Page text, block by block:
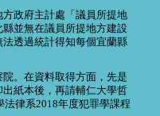
方政府主計處「議員所提地
並無在議員所提地方建設
透過統計得知每個宜蘭縣
。在資料取得方面，先是
紙本後，再請輔仁大學哲
律系2018年度犯罪學課程